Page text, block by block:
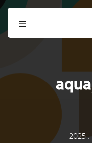
تمارين رياضية مائية (aqua